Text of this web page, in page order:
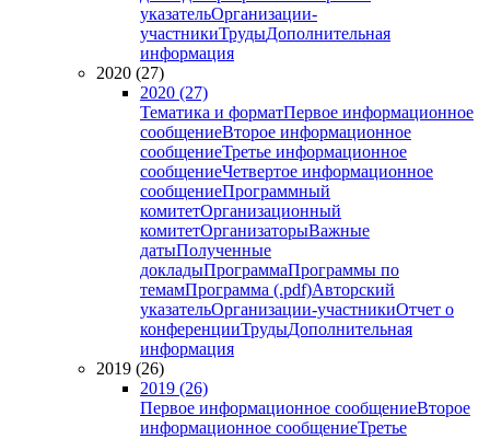
указательОрганизации-
участникиТрудыДополнительная
информация
2020 (27)
2020 (27)
Тематика и форматПервое информационное
сообщениеВторое информационное
сообщениеТретье информационное
сообщениеЧетвертое информационное
сообщениеПрограммный
комитетОрганизационный
комитетОрганизаторыВажные
датыПолученные
докладыПрограммаПрограммы по
темамПрограмма (.pdf)Авторский
указательОрганизации-участникиОтчет о
конференцииТрудыДополнительная
информация
2019 (26)
2019 (26)
Первое информационное сообщениеВторое
информационное сообщениеТретье